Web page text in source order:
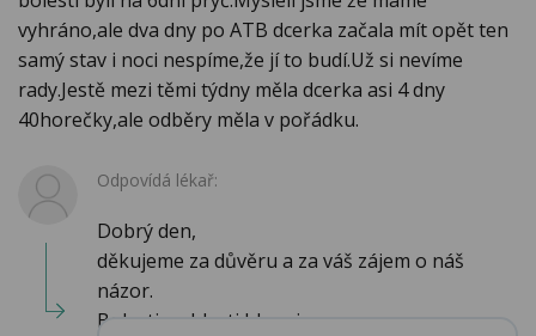
vyhráno,ale dva dny po ATB dcerka začala mít opět ten
samý stav i noci nespíme,že jí to budí.Už si nevíme
rady.Jestě mezi těmi týdny měla dcerka asi 4 dny
40horečky,ale odběry měla v pořádku.
Odpovídá lékař:
Dobrý den,
děkujeme za důvěru a za váš zájem o náš
názor.
Bolesti v oblasti hlavy jsou ...